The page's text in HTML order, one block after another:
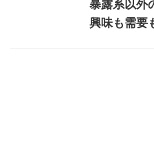
暴露系以外
興味も需要